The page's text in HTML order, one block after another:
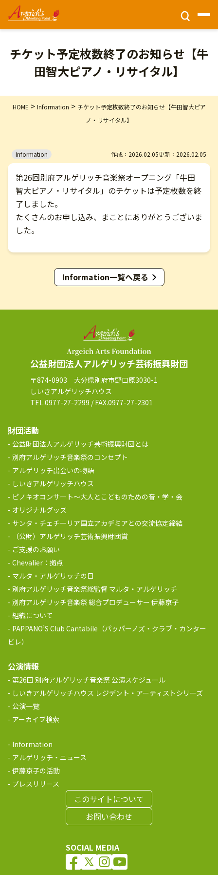
財団活動
会場アクセス
このサイトについて
チケット予定枚数終了のお知らせ【牛
田智大ピアノ・リサイタル】
HOME > Information > チケット予定枚数終了のお知らせ【牛田智大ピア
ノ・リサイタル】
Information 作成：2026.02.05更新：2026.02.05
第26回別府アルゲリッチ音楽祭オープニング「牛田
智大ピアノ・リサイタル」のチケットは予定枚数を終
了しました。
たくさんのお申し込み、まことにありがとうございま
した。
Information一覧へ戻る
公益財団法人アルゲリッチ芸術振興財団
〒874-0903 大分県別府市野口原3030-1
しいきアルゲリッチハウス
TEL.0977-27-2299 / FAX.0977-27-2301
財団活動
公益財団法人アルゲリッチ芸術振興財団とは
別府アルゲリッチ音楽祭のコンセプト
アルゲリッチ出会いの物語
しいきアルゲリッチハウス
ピノキオコンサート～大人とこどものための音・学・会
オリジナルグッズ
サンタ・チェチーリア国立アカデミアとの交流協定締結
（公財）アルゲリッチ芸術振興財団賞
ご支援のお願い
Chevalier：拠点
マルタ・アルゲリッチの日
別府アルゲリッチ音楽祭総監督 マルタ・アルゲリッチ
別府アルゲリッチ音楽祭 総合プロデューサー 伊藤京子
組織について
PAPPANO’S Club Cantabile（パッパーノズ・クラブ・カンター
ビレ）
公演情報
第26回 別府アルゲリッチ音楽祭 公演スケジュール
しいきアルゲリッチハウス レジデント・アーティストシリーズ
公演一覧
アーカイブ検索
Information
アルゲリッチ・ニュース
伊藤京子の活動
プレスリリース
このサイトについて
お問い合わせ
SOCIAL MEDIA